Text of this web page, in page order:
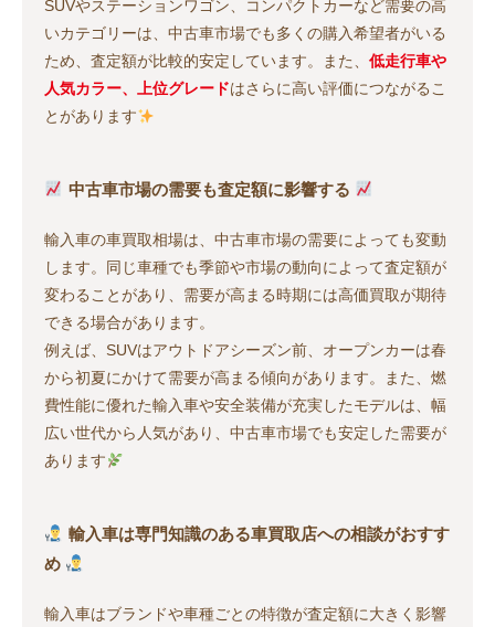
SUVやステーションワゴン、コンパクトカーなど需要の高
いカテゴリーは、中古車市場でも多くの購入希望者がいる
ため、査定額が比較的安定しています。また、 低走行車や
人気カラー、上位グレードはさらに高い評価につながるこ
とがあります
中古車市場の需要も査定額に影響する
輸入車の車買取相場は、中古車市場の需要によっても変動
します。同じ車種でも季節や市場の動向によって査定額が
変わることがあり、需要が高まる時期には高価買取が期待
できる場合があります。
例えば、SUVはアウトドアシーズン前、オープンカーは春
から初夏にかけて需要が高まる傾向があります。また、燃
費性能に優れた輸入車や安全装備が充実したモデルは、幅
広い世代から人気があり、中古車市場でも安定した需要が
あります
輸入車は専門知識のある車買取店への相談がおすす
め
輸入車はブランドや車種ごとの特徴が査定額に大きく影響